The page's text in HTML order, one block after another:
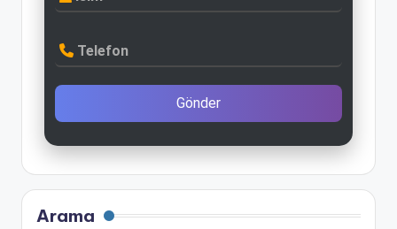
Telefon
Gönder
Arama